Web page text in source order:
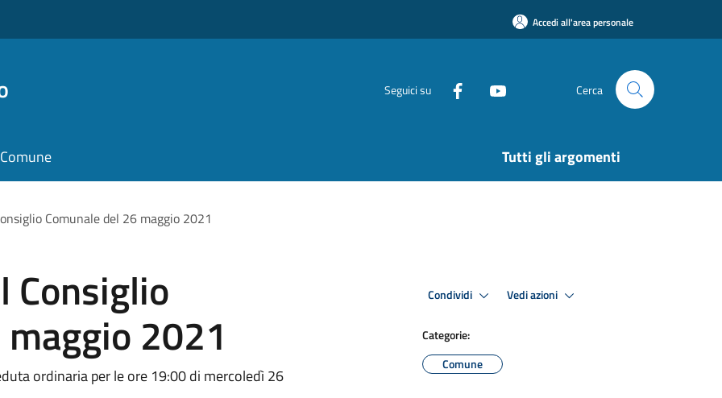
Accedi all'area personale
Seguici su Cerca
Tutti gli argomenti
Comunale del 26 maggio 2021
Consiglio
2021
ordinaria per le ore 19:00 di mercoledì 26
Condividi Vedi azioni
Categorie:
Comune